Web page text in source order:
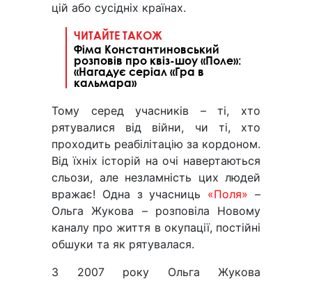
цій або сусідніх країнах.
ЧИТАЙТЕ ТАКОЖ
Фіма Константиновський
розповів про квіз-шоу «Поле»:
«Нагадує серіал «Гра в
кальмара»
Тому серед учасників – ті, хто
рятувалися від війни, чи ті, хто
проходить реабілітацію за кордоном.
Від їхніх історій на очі навертаються
сльози, але незламність цих людей
вражає! Одна з учасниць «Поля» –
Ольга Жукова – розповіла Новому
каналу про життя в окупації, постійні
обшуки та як рятувалася.
З 2007 року Ольга Жукова